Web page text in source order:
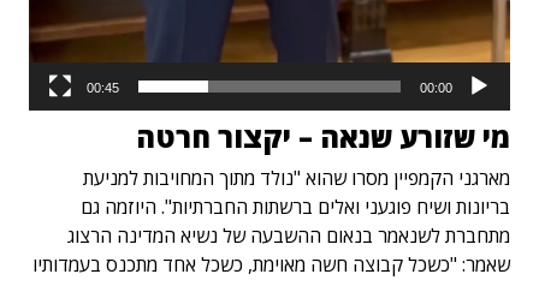
00:00
00:45
מי שזורע שנאה – יקצור חרטה
מארגני הקמפיין מסרו שהוא "נולד מתוך המחויבות למניעת
בריונות ושיח פוגעני ואלים ברשתות החברתיות". היוזמה גם
מתחברת לשנאמר בנאום ההשבעה של נשיא המדינה הרצוג
שאמר: "כשכל קבוצה חשה מאוימת, כשכל אחד מתכנס בעמדותיו